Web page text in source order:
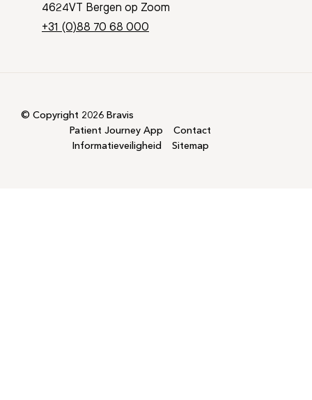
4624VT Bergen op Zoom
+31 (0)88 70 68 000
© Copyright 2026 Bravis
Patient Journey App
Contact
Informatieveiligheid
Sitemap